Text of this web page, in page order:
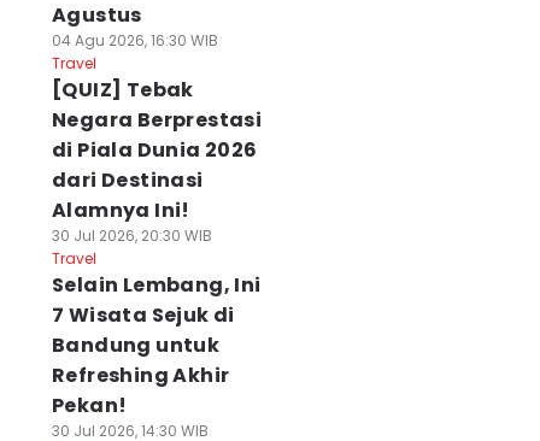
Agustus
04 Agu 2026, 16:30 WIB
Travel
[QUIZ] Tebak
Negara Berprestasi
di Piala Dunia 2026
dari Destinasi
Alamnya Ini!
30 Jul 2026, 20:30 WIB
Travel
Selain Lembang, Ini
7 Wisata Sejuk di
Bandung untuk
Refreshing Akhir
Pekan!
30 Jul 2026, 14:30 WIB